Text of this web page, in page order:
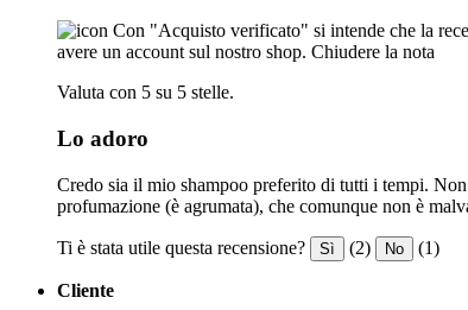
Con "Acquisto verificato" si intende che la
avere un account sul nostro shop. Chiudere la nota
Valuta con 5 su 5 stelle.
Lo adoro
Credo sia il mio shampoo preferito di tutti i tempi.
profumazione (è agrumata), che comunque non è
Ti è stata utile questa recensione? Sì (2) No (1)
Cliente